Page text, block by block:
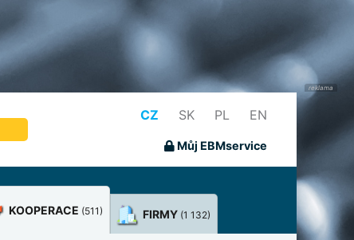
CZ SK PL EN
Můj EBMservice
KOOPERACE (511) FIRMY (1 132)